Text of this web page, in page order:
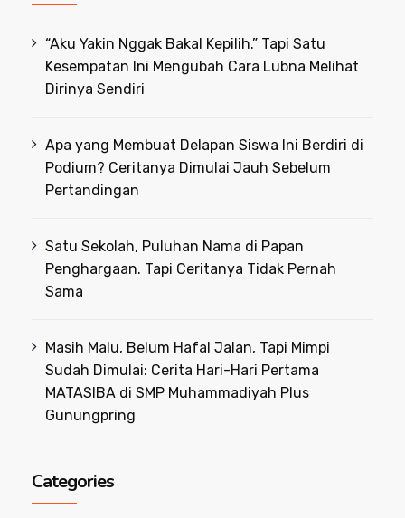
“Aku Yakin Nggak Bakal Kepilih.” Tapi Satu
Kesempatan Ini Mengubah Cara Lubna Melihat
Dirinya Sendiri
Apa yang Membuat Delapan Siswa Ini Berdiri di
Podium? Ceritanya Dimulai Jauh Sebelum
Pertandingan
Satu Sekolah, Puluhan Nama di Papan
Penghargaan. Tapi Ceritanya Tidak Pernah
Sama
Masih Malu, Belum Hafal Jalan, Tapi Mimpi
Sudah Dimulai: Cerita Hari-Hari Pertama
MATASIBA di SMP Muhammadiyah Plus
Gunungpring
Categories